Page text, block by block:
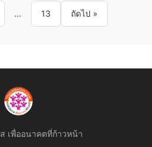
… 13 ถัดไป »
เพื่ออนาคตที่ก้าวหน้า